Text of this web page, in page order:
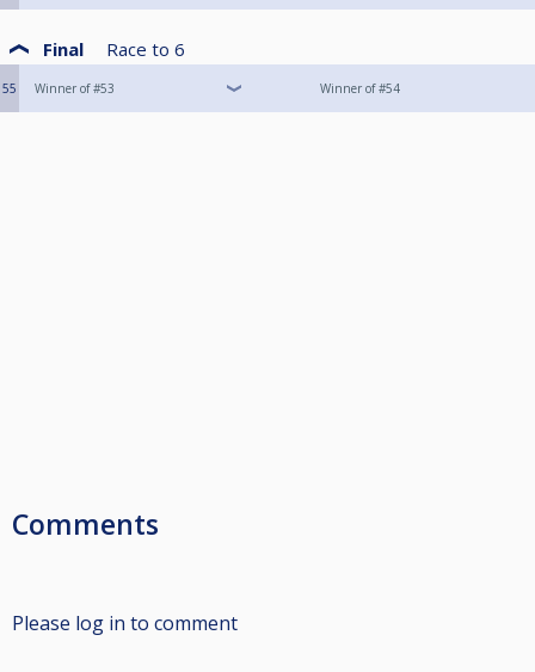
Final Race to 6
55 Winner of #53 Winner of #54
Comments
Please log in to comment